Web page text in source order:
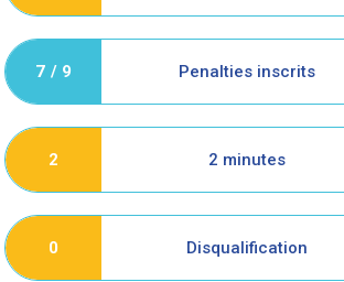
7 / 9 Penalties inscrits
2 2 minutes
0 Disqualification